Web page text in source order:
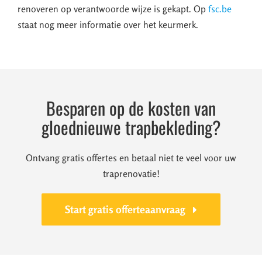
renoveren op verantwoorde wijze is gekapt. Op fsc.be
staat nog meer informatie over het keurmerk.
Besparen op de kosten van
gloednieuwe trapbekleding?
Ontvang gratis offertes en betaal niet te veel voor uw
traprenovatie!
Start gratis offerteaanvraag